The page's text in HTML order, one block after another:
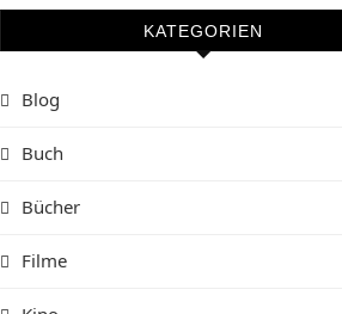
KATEGORIEN
Blog
Buch
Bücher
Filme